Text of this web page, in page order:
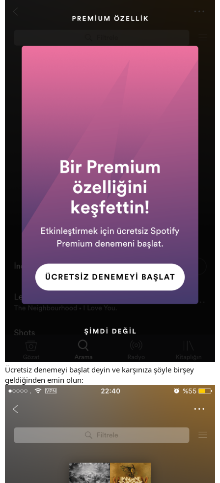
Ücretsiz denemeyi başlat deyin ve karşınıza şöyle birşey
geldiğinden emin olun: